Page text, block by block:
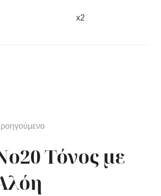
x2
Τόνος με